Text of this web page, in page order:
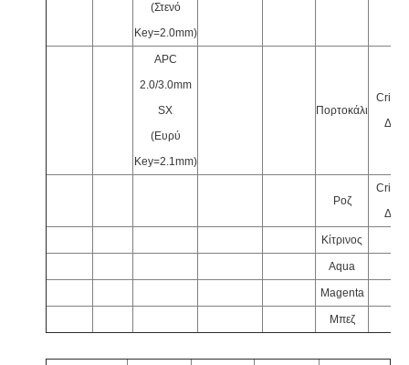
(Στενό
Key=2.0mm)
APC
2.0/3.0mm
SX
(Ευρύ
Key=2.1mm)
Πορτοκάλι
Ροζ
Κίτρινος
Aqua
Magenta
Μπεζ